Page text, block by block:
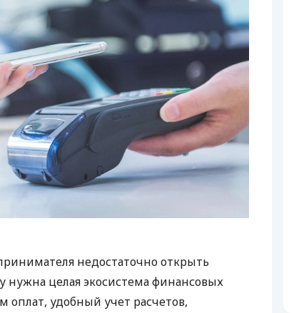
недостаточно открыть
нужна целая экосистема финансовых
оплат, удобный учет расчетов,